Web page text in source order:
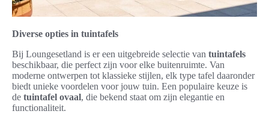
Diverse opties in tuintafels
Bij Loungesetland is er een uitgebreide selectie van tuintafels
beschikbaar, die perfect zijn voor elke buitenruimte. Van
moderne ontwerpen tot klassieke stijlen, elk type tafel daaronder
biedt unieke voordelen voor jouw tuin. Een populaire keuze is
de tuintafel ovaal, die bekend staat om zijn elegantie en
functionaliteit.